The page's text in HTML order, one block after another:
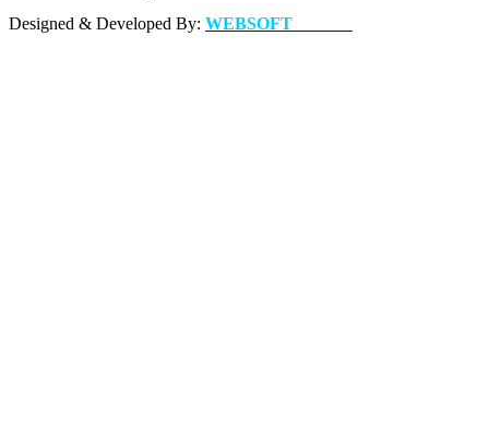
Designed & Developed By: WEBSOFT